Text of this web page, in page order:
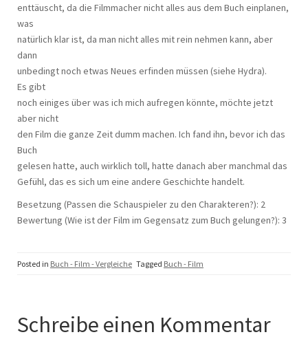
enttäuscht, da die Filmmacher nicht alles aus dem Buch einplanen,
was
natürlich klar ist, da man nicht alles mit rein nehmen kann, aber
dann
unbedingt noch etwas Neues erfinden müssen (siehe Hydra).
Es gibt
noch einiges über was ich mich aufregen könnte, möchte jetzt
aber nicht
den Film die ganze Zeit dumm machen. Ich fand ihn, bevor ich das
Buch
gelesen hatte, auch wirklich toll, hatte danach aber manchmal das
Gefühl, das es sich um eine andere Geschichte handelt.
Besetzung (Passen die Schauspieler zu den Charakteren?): 2
Bewertung (Wie ist der Film im Gegensatz zum Buch gelungen?): 3
Posted in Buch - Film - Vergleiche Tagged Buch - Film
Schreibe einen Kommentar